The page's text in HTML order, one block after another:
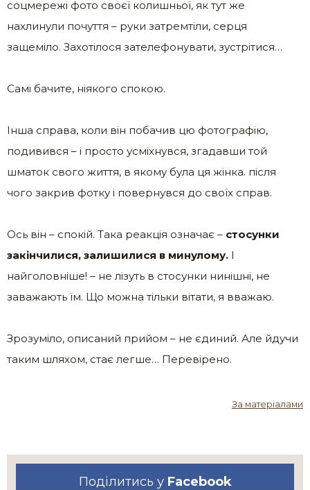
соцмережі фото своєї колишньої, як тут же
нахлинули почуття – руки затремтіли, серця
защеміло. Захотілося зателефонувати, зустрітися…
Самі бачите, ніякого спокою.
Інша справа, коли він побачив цю фотографію,
подивився – і просто усміхнувся, згадавши той
шматок свого життя, в якому була ця жінка. після
чого закрив фотку і повернувся до своїх справ.
Ось він – спокій. Така реакція означає – стосунки
закінчилися, залишилися в минулому. І
найголовніше! – не лізуть в стосунки нинішні, не
заважають їм. Що можна тільки вітати, я вважаю.
Зрозуміло, описаний прийом – не єдиний. Але йдучи
таким шляхом, стає легше… Перевірено.
За матеріалами
Поділитись у Facebook